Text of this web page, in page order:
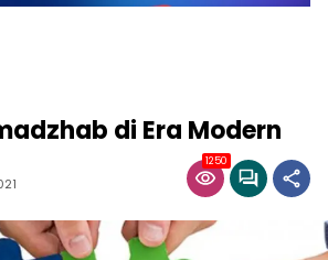
di Era Modern
1250